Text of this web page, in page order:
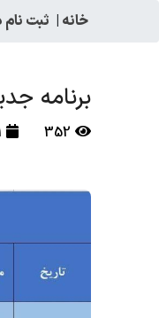
خانه | ثبت
برنامه جدید فروش 4 محصول
352